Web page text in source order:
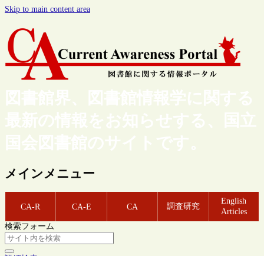
Skip to main content area
図書館界、図書館情報学に関する
最新の情報をお知らせする、国立
国会図書館のサイトです。
メインメニュー
CA-R CA-E CA 調査研究
English
Articles
検索フォーム